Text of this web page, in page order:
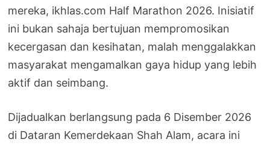
mereka, ikhlas.com Half Marathon 2026. Inisiatif
ini bukan sahaja bertujuan mempromosikan
kecergasan dan kesihatan, malah menggalakkan
masyarakat mengamalkan gaya hidup yang lebih
aktif dan seimbang.
Dijadualkan berlangsung pada 6 Disember 2026
di Dataran Kemerdekaan Shah Alam, acara ini